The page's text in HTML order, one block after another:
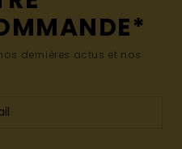
dernières actus et nos